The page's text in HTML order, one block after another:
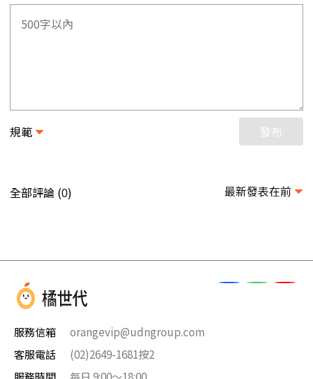
規範 發布
全部評論 (0) 最新發表在前
服務信箱
orangevip@udngroup.com
客服電話
(02)2649-1681按2